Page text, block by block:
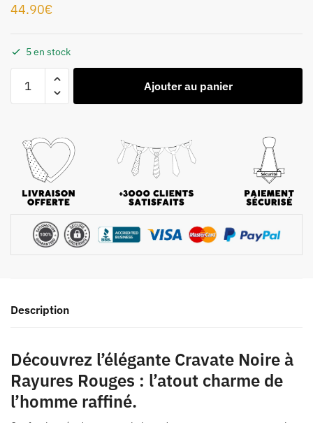
44.90€
5 en stock
Ajouter au panier
Description
Découvrez l’élégante Cravate Noire à
Rayures Rouges : l’atout charme de
l’homme raffiné.